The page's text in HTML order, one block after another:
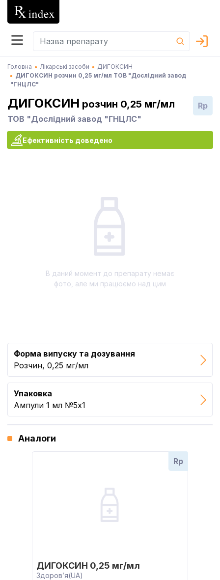
Головна Лікарські засоби
ДИГОКСИН
ДИГОКСИН розчин 0,25 мг/мл ТОВ "Дослідний завод
"ГНЦЛС"
ДИГОКСИН розчин 0,25 мг/мл
ТОВ "Дослідний завод "ГНЦЛС"
Rp
Ефективність доведено
В даний момент до препарату немає
фото, але ми працюємо над цим
Форма випуску та дозування
Розчин, 0,25 мг/мл
Упаковка
Ампули 1 мл №5x1
Аналоги
Rp
ДИГОКСИН 0,25 мг/мл
Здоров’я(UA)